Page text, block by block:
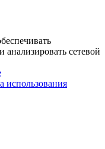
сетевой
использования